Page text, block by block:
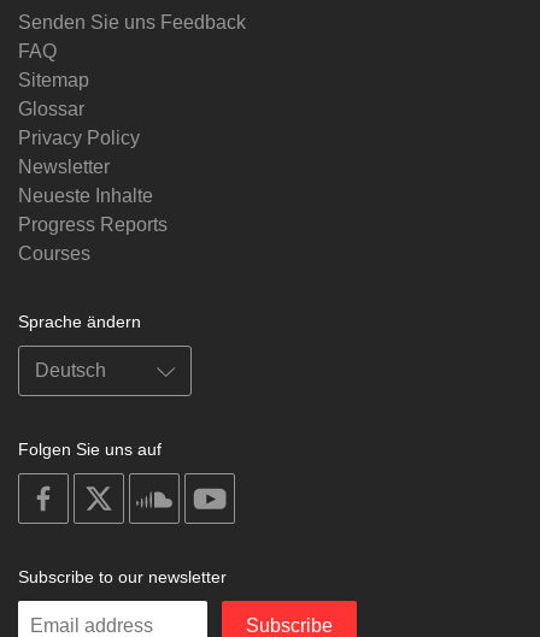
Senden Sie uns Feedback
FAQ
Sitemap
Glossar
Privacy Policy
Newsletter
Neueste Inhalte
Progress Reports
Courses
Sprache ändern
Folgen Sie uns auf
on
facebook
soundcloud
Subscribe to our newsletter
Enter
Subscribe